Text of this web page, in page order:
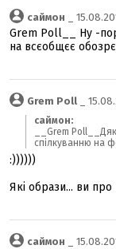
саймон _
Grem Poll__ Ну -
на всєобщєє
Grem Poll _
саймон:
__Grem
спілкуванню на
:))))))
Які образи... ви про
саймон _